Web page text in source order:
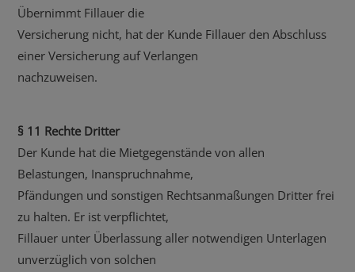
Übernimmt Fillauer die
Versicherung nicht, hat der Kunde Fillauer den Abschluss
einer Versicherung auf Verlangen
nachzuweisen.
§ 11 Rechte Dritter
Der Kunde hat die Mietgegenstände von allen
Belastungen, Inanspruchnahme,
Pfändungen und sonstigen Rechtsanmaßungen Dritter frei
zu halten. Er ist verpflichtet,
Fillauer unter Überlassung aller notwendigen Unterlagen
unverzüglich von solchen